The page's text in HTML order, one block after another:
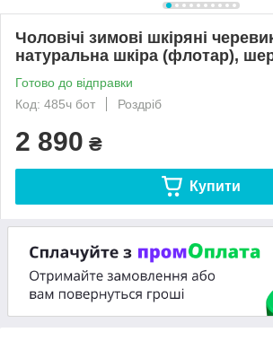
Чоловічі зимові шкіряні
натуральна шкіра (флотар),
Готово до відправки
Код: 485ч бот
Роздріб
2 890 ₴
Купити